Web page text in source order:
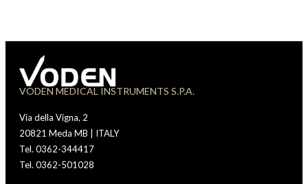
VODEN MEDICAL INSTRUMENTS S.P.A.
Via della Vigna, 2
20821 Meda MB | ITALY
Tel. 0362-344417
Tel. 0362-501028